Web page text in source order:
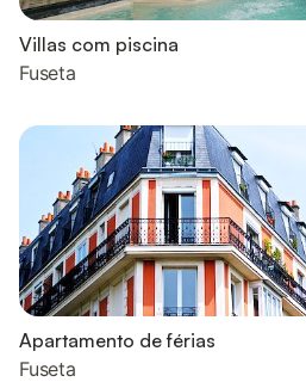
Villas com piscina
Fuseta
Apartamento de férias
Fuseta